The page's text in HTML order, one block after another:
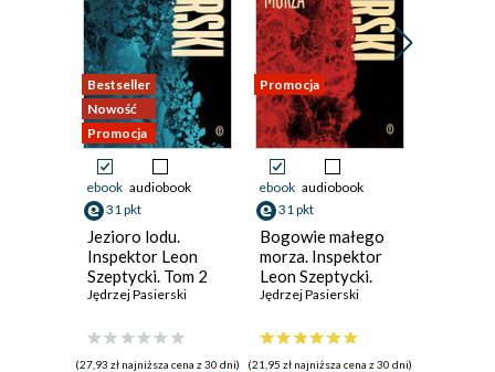
Bestseller
Nowość
Promocja
ebook audiobook
31 pkt
Jezioro lodu.
Inspektor Leon
Szeptycki. Tom 2
Jędrzej Pasierski
(27,93 zł najniższa cena z 30 dni)
Promocja
ebook audiobook
31 pkt
Bogowie małego
morza. Inspektor
Leon Szeptycki.
Tom 1
Jędrzej Pasierski
(21,95 zł najniższa cena z 30 dni)